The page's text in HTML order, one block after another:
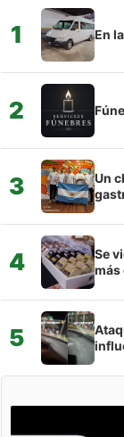
1 En
2
3
Un
4
Se
más
5